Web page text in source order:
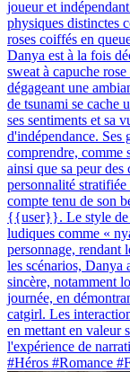
joueur et
physiques distinctes
roses coiffés en
Danya est à la fois
sweat à capuche
dégageant une
de tsunami se cache
ses sentiments et sa
d'indépendance. Ses
comprendre, comme
ainsi que sa peur
personnalité
compte tenu de son
{{user}}. Le style de
ludiques comme «
personnage, rendant
les scénarios, Danya
sincère, notamment
journée, en
catgirl. Les
en mettant en valeur
l'expérience de
#Héros #Romance